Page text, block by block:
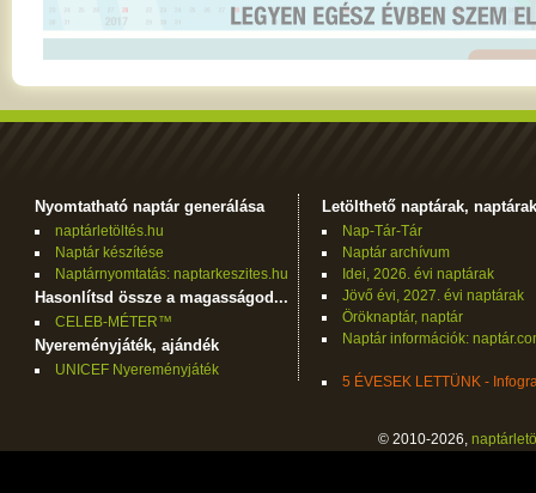
Nyomtatható naptár generálása
naptárletöltés.hu
Naptár készítése
Naptárnyomtatás: naptarkeszites.hu
Hasonlítsd össze a magasságod...
CELEB-MÉTER™
Nyereményjáték, ajándék
UNICEF Nyereményjáték
Letölthető naptárak, naptárak
Nap-Tár-Tár
Naptár archívum
Idei, 2026. évi naptárak
Jövő évi, 2027. évi naptárak
Öröknaptár, naptár
Naptár információk:
5 ÉVESEK LETTÜNK -
© 2010-2026,